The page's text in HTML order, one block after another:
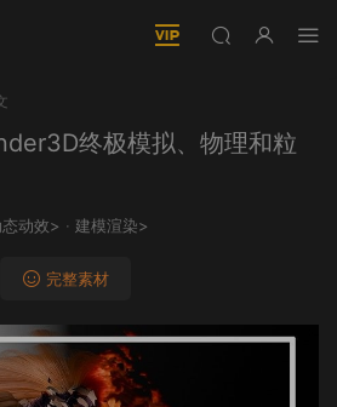
终极模拟、物理和粒
动效> · 建模渲染>
完整素材